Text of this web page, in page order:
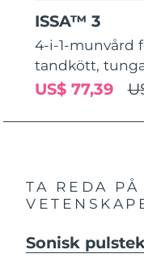
ISSA™ 3
4-i-1-munvård
tandkött,
US$ 77,39
TA REDA PÅ
Sonisk